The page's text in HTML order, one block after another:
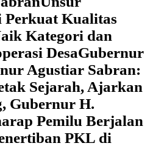
Perkuat Kualitas
Kategori dan
Desa‎Gubernur
Agustiar Sabran:
Sejarah, Ajarkan
Gubernur H.
Pemilu Berjalan
PKL di